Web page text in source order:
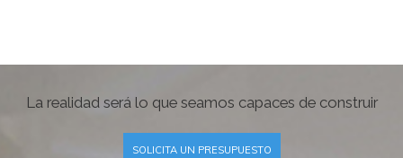
La realidad será lo que seamos capaces de construir
SOLICITA UN PRESUPUESTO